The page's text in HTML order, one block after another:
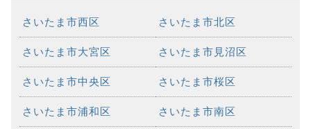
さいたま市西区 さいたま市北区
さいたま市大宮区 さいたま市見沼区
さいたま市中央区 さいたま市桜区
さいたま市浦和区 さいたま市南区